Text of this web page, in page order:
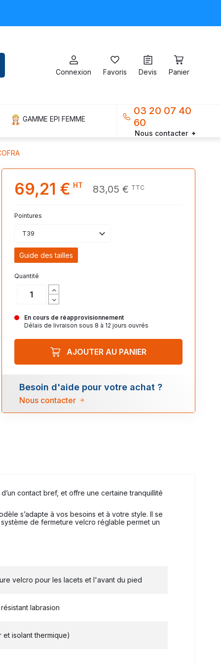
Connexion Favoris Devis Panier
GAMME EPI FEMME
03 20 07 40
60
Nous contacter
69,21 € HT 83,05 € TTC
Pointures
T39
Guide des tailles
Quantité
En cours de réapprovisionnement
Délais de livraison sous 8 à 12 jours ouvrés
AJOUTER AU PANIER
Besoin d'aide pour votre achat ?
Nous contacter
contact bref, et offre une certaine tranquillité
s’adapte à vos besoins et à votre style. Il se
de fermeture velcro réglable permet un
velcro pour les lacets et l'avant du pied
labrasion
isolant thermique)